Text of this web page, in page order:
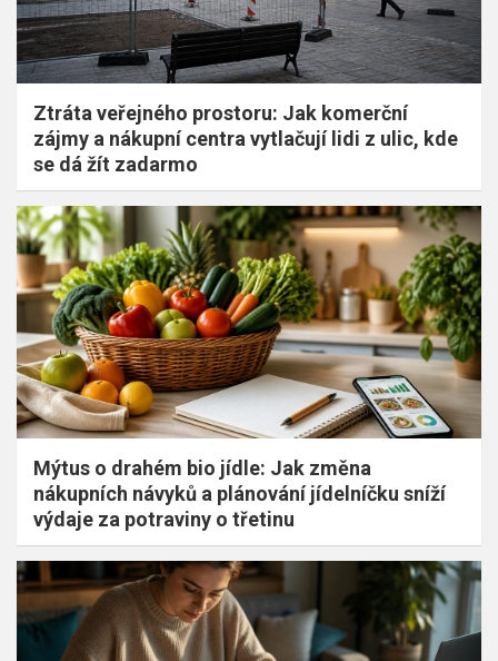
Ztráta veřejného prostoru: Jak komerční
zájmy a nákupní centra vytlačují lidi z ulic, kde
se dá žít zadarmo
Mýtus o drahém bio jídle: Jak změna
nákupních návyků a plánování jídelníčku sníží
výdaje za potraviny o třetinu